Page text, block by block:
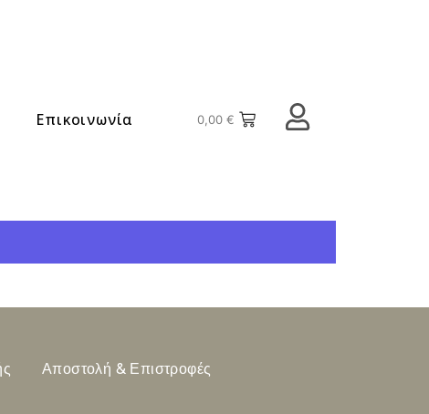
Επικοινωνία 0,00€
Αποστολή & Επιστροφές